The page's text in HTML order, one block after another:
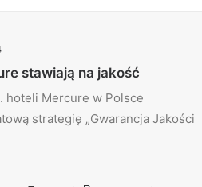
stawiają na jakość
hoteli Mercure w Polsce
strategię „Gwarancja Jakości